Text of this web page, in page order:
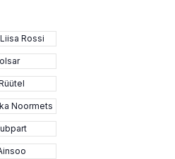
Rossi
Noormets